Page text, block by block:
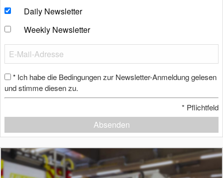
Daily Newsletter
Weekly Newsletter
* Ich habe die Bedingungen zur Newsletter-Anmeldung gelesen
und stimme diesen zu.
* Pflichtfeld
Absenden